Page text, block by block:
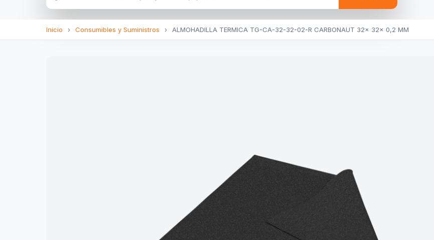
Inicio › Consumibles y Suministros › ALMOHADILLA TERMICA TG-CA-32-32-02-R CARBONAUT 32x 32x 0,2 MM